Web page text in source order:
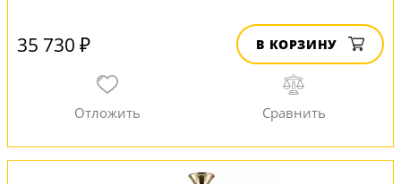
35 730 ₽ В КОРЗИНУ